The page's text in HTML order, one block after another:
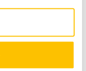
zrnům
u tvrdého dřeva
různých
také výborně